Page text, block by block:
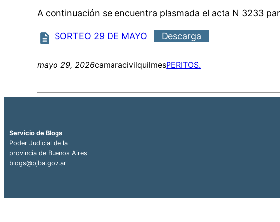
A continuación se encuentra plasmada el acta N 3233
SORTEO 29 DE MAYO Descarga
mayo 29, 2026camaracivilquilmesPERITOS.
Servicio de Blogs
Poder Judicial de la
provincia de Buenos Aires
blogs@pjba.gov.ar